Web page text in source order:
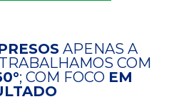
APENAS A
COM
; COM FOCO EM